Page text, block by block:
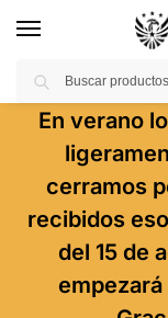
En verano
cerramos
recibidos
del 15 de